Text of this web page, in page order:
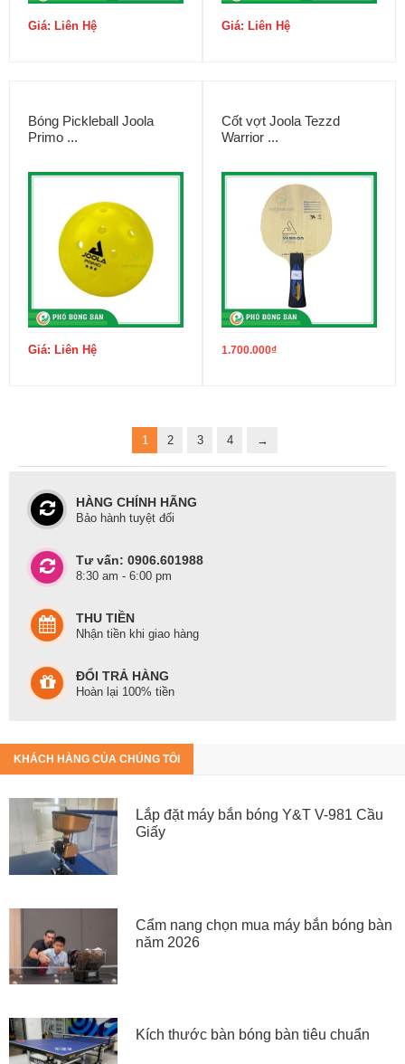
Giá: Liên Hệ Giá: Liên Hệ
Bóng Pickleball Joola
Primo ...
Giá: Liên Hệ
Cốt vợt Joola Tezzd
Warrior ...
1.700.000₫
1 2 3 4 →
HÀNG CHÍNH HÃNG
Bảo hành tuyệt đối
Tư vấn: 0906.601988
8:30 am - 6:00 pm
THU TIỀN
Nhận tiền khi giao hàng
ĐỔI TRẢ HÀNG
Hoàn lại 100% tiền
KHÁCH HÀNG CỦA CHÚNG TÔI
Lắp đặt máy bắn bóng Y&T V-981 Cầu
Giấy
Cẩm nang chọn mua máy bắn bóng bàn
năm 2026
Kích thước bàn bóng bàn tiêu chuẩn